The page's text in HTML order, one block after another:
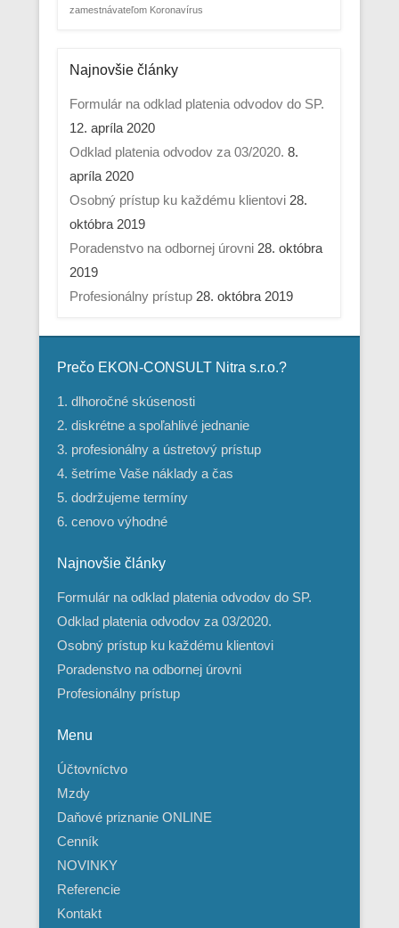
zamestnávateľom Koronavírus
Najnovšie články
Formulár na odklad platenia odvodov do SP.
12. apríla 2020
Odklad platenia odvodov za 03/2020. 8.
apríla 2020
Osobný prístup ku každému klientovi 28.
októbra 2019
Poradenstvo na odbornej úrovni 28. októbra
2019
Profesionálny prístup 28. októbra 2019
Prečo EKON-CONSULT Nitra s.r.o.?
1. dlhoročné skúsenosti
2. diskrétne a spoľahlivé jednanie
3. profesionálny a ústretový prístup
4. šetríme Vaše náklady a čas
5. dodržujeme termíny
6. cenovo výhodné
Najnovšie články
Formulár na odklad platenia odvodov do SP.
Odklad platenia odvodov za 03/2020.
Osobný prístup ku každému klientovi
Poradenstvo na odbornej úrovni
Profesionálny prístup
Menu
Účtovníctvo
Mzdy
Daňové priznanie ONLINE
Cenník
NOVINKY
Referencie
Kontakt